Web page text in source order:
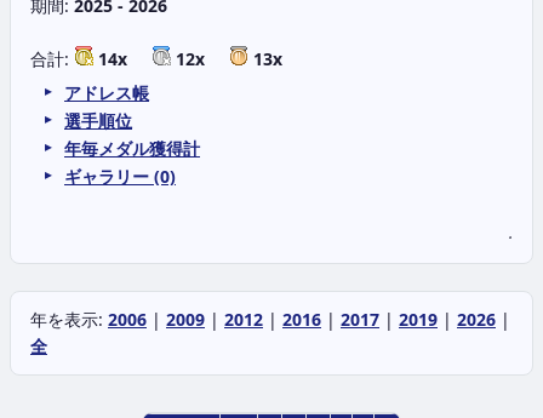
期間: 2025 - 2026
合計: 14x 12x
13x
アドレス帳
選手順位
年毎メダル獲得計
ギャラリー (0)
.
年を表示: 2006 | 2009 | 2012 | 2016 | 2017 | 2019 | 2026 |
全